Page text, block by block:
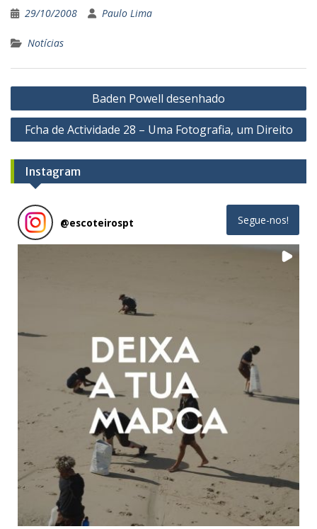
29/10/2008 Paulo Lima
Notícias
Navegação
de
artigos
Baden Powell desenhado
Fcha de Actividade 28 – Uma Fotografia, um Direito
Instagram
@escoteirospt Segue-nos!